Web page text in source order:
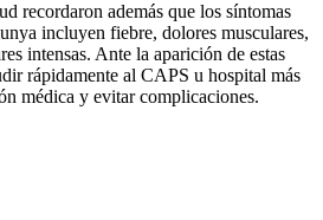
recordaron además que los síntomas
incluyen fiebre, dolores musculares,
intensas. Ante la aparición de estas
rápidamente al CAPS u hospital más
médica y evitar complicaciones.